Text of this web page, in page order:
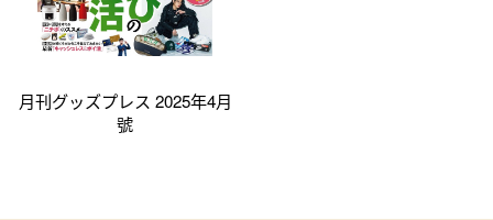
月刊グッズプレス 2025年4月
號